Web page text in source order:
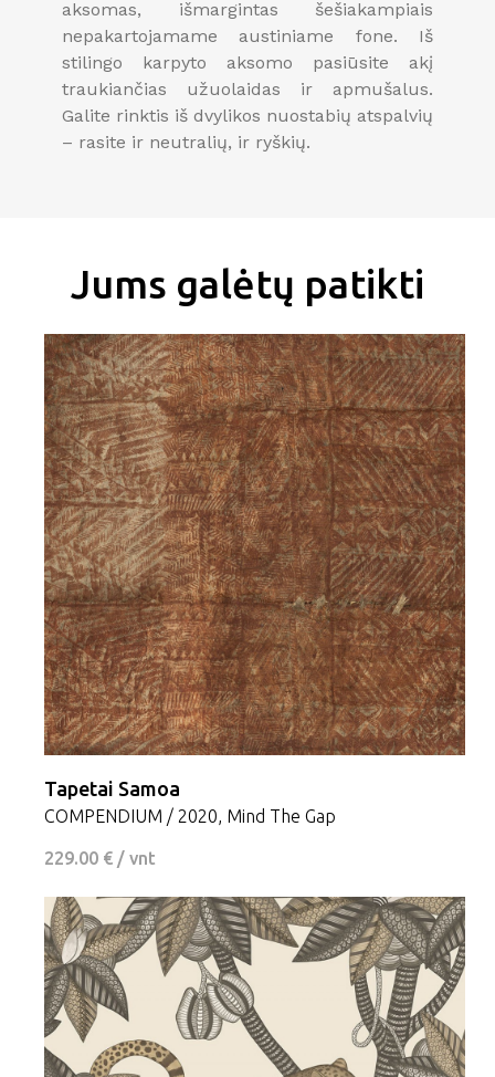
aksomas, išmargintas šešiakampiais
nepakartojamame austiniame fone. Iš
stilingo karpyto aksomo pasiūsite akį
traukiančias užuolaidas ir apmušalus.
Galite rinktis iš dvylikos nuostabių atspalvių
– rasite ir neutralių, ir ryškių.
Jums galėtų patikti
Tapetai Samoa
COMPENDIUM / 2020, Mind The Gap
229.00 € / vnt